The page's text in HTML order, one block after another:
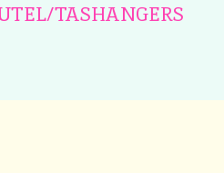
TASHANGERS